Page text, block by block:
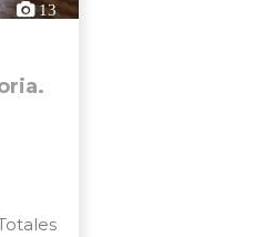
13